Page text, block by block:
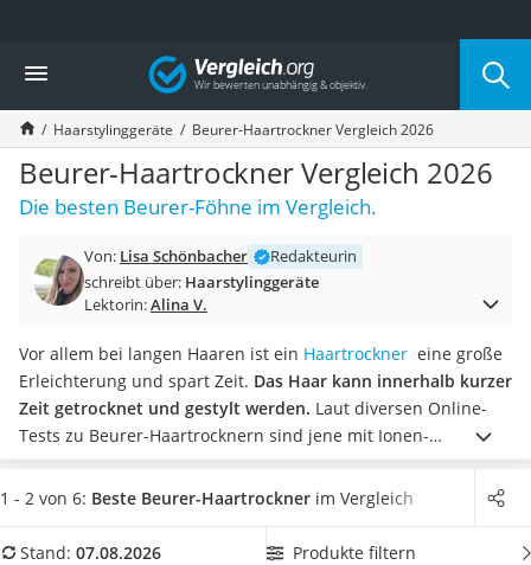
Die beliebtesten Vergleiche nach Kategorie
Drogerie
Inhalator
Haarschneider
Rollator
Braun Rasierer
Katzenklappe (Chip)
Masturbator
Massagepistole
Reisehaartrockner
Eiweißpulver
Magnesiumpräparat
Katzenklappe
Nackenmassagegerät
Zeckenschutz Katze
Philips-Sonicare-Zahnbürste
Vergleich
Haarstylinggeräte Beurer-Haartrockner Vergleich 2026
Beurer-Haartrockner Vergleich 2026
Die besten Beurer-Föhne im Vergleich.
Von: Lisa Schönbacher
Redakteurin
schreibt über: Haarstylinggeräte
Lektorin:Alina V.
Vor allem bei langen Haaren ist ein Haartrockner eine große
Erleichterung und spart Zeit. Das Haar kann innerhalb kurzer
Zeit getrocknet und gestylt werden. Laut diversen Online-
Tests zu Beurer-Haartrocknern sind jene mit Ionen-
Technologie besonders beliebt. Die entsprechenden Beurer-
Haartrockner sollen eine schonende Trocknung gewähleisten
unserer Vergleichstabelle finden Sie auchBeurer-
1 - 2 von 6: Beste Beurer-Haartrockner im Vergleich
Stand: 07.08.2026 Produkte filtern